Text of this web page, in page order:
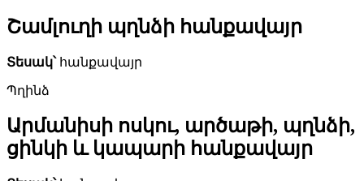
Շամլուղի պղնձի հանքավայր
Տեսակ՝հանքավայր
Պղինձ
Արմանիսի ոսկու, արծաթի, պղնձի,
ցինկի և կապարի հանքավայր